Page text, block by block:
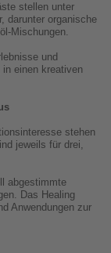
stellen unter
darunter organische
Mischungen.
und
in einen kreativen
stehen
jeweils für drei,
abgestimmte
Das Healing
Anwendungen zur